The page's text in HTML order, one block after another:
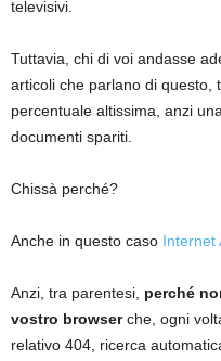
televisivi.
Tuttavia, chi di voi andasse
articoli che parlano di questo,
percentuale altissima, anzi
documenti spariti.
Chissà perché?
Anche in questo caso Internet
Anzi, tra parentesi, perché
vostro browserche, ogni
relativo 404, ricerca